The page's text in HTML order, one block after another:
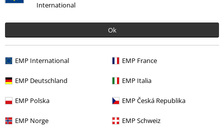
International
Ok
EMP International EMP France
EMP Deutschland EMP Italia
EMP Polska EMP Česká Republika
EMP Norge EMP Schweiz
Parky
Když se ochladí, je tlustá bunda na prvním místě. A kdo ví lépe, jak
nepříznivý zimní chladóvypadá, než Inuité na Aljašce a národy ledových
oblastíósibiře? Právě odtud pocházíparka
. Mimořádně silná a teplá
anorak je vyrobena z odolných materiálůów a má výjimečně měkkou
podšívku. Stejná podšívka je připevněna i na vnitřní straně široké